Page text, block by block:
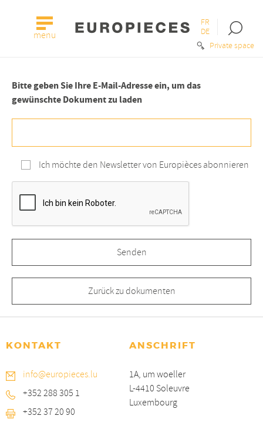
menu
Private space
FR
DE
Open
Bitte geben Sie Ihre E-Mail-Adresse ein, um das
gewünschte Dokument zu laden
Ich möchte den Newsletter von Europièces abonnieren
Zurück zu dokumenten
KONTAKT
info@europieces.lu
+352 288 305 1
+352 37 20 90
ANSCHRIFT
1A, um woeller
L-4410 Soleuvre
Luxembourg